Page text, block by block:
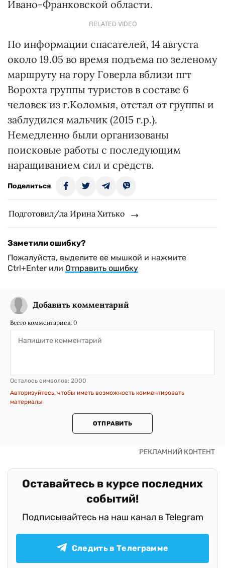
Ивано-Франковской области.
RELATED VIDEO
По информации спасателей, 14 августа
около 19.05 во время подъема по зеленому
маршруту на гору Говерла вблизи пгт
Ворохта группы туристов в составе 6
человек из г.Коломыя, отстал от группы и
заблудился мальчик (2015 г.р.).
Немедленно были организованы
поисковые работы с последующим
наращиванием сил и средств.
Поделиться
Подготовил/ла Ирина Хитько
Заметили ошибку?
Пожалуйста, выделите ее мышкой и нажмите
Ctrl+Enter или Отправить ошибку
Добавить комментарий
Всего комментариев: 0
Осталось символов: 2000
Авторизуйтесь, чтобы иметь возможность комментировать
материалы
ОТПРАВИТЬ
Оставайтесь в курсе последних
событий!
Подписывайтесь на наш канал в Telegram
Следить в Телеграмме